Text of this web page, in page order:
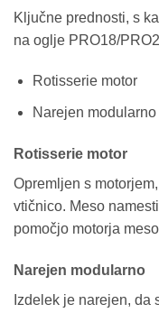
Ključne prednosti, s
na oglje PRO18/
Rotisserie motor
Narejen modularno
Rotisserie motor
Opremljen s
vtičnico. Meso
pomočjo motorja
Narejen modularno
Izdelek je narejen, da